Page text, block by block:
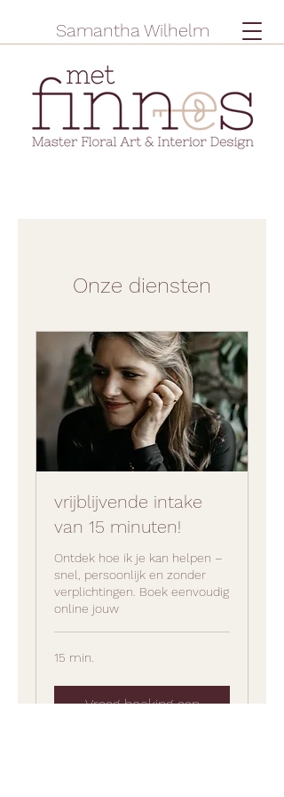
Samantha Wilhelm
Onze diensten
vrijblijvende intake
van 15 minuten!
Ontdek hoe ik je kan helpen –
snel, persoonlijk en zonder
verplichtingen. Boek eenvoudig
online jouw
15 min.
Vraag boeking aan